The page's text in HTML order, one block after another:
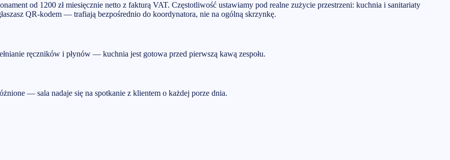
od 1200 zł miesięcznie netto z fakturą VAT. Częstotliwość ustawiamy pod realne zużycie przestrzeni: kuchnia i sanitariaty
QR-kodem — trafiają bezpośrednio do koordynatora, nie na ogólną skrzynkę.
ręczników i płynów — kuchnia jest gotowa przed pierwszą kawą zespołu.
— sala nadaje się na spotkanie z klientem o każdej porze dnia.